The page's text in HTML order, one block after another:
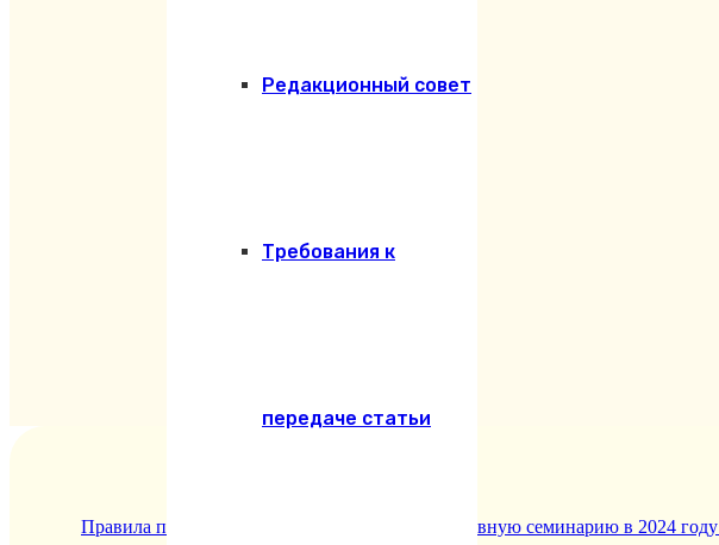
Редакционный совет
Требования к
передаче статьи
Правила поступления в Екатеринодарскую духовную семинарию в 2024 году